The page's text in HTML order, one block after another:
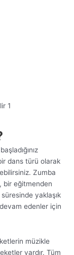
1
dans türü olarak
Zumba
bir eğitmenden
yaklaşık
edenler için
müzikle
vardır. Tüm